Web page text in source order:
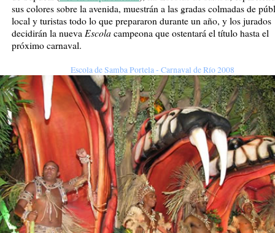
sus colores sobre la avenida, muestrán a las gradas colmadas de
local y turistas todo lo que prepararon durante un año, y los jurados
decidirán la nueva Escola campeona que ostentará el título hasta el
próximo carnaval.
Escola de Samba Portela - Carnaval de Río 2008